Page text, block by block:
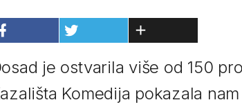
je ostvarila više od 150
Komedija pokazala